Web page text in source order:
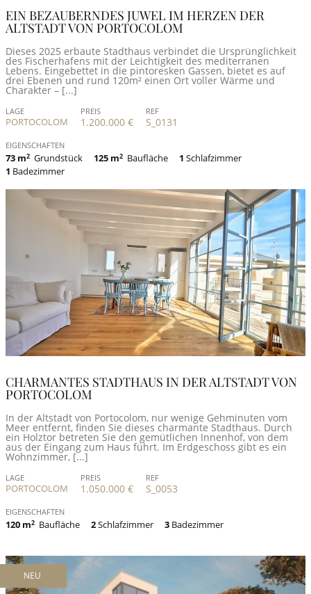
EIN BEZAUBERNDES JUWEL IM HERZEN DER
ALTSTADT VON PORTOCOLOM
Dieses 2025 erbaute Stadthaus verbindet die Ursprünglichkeit
des Fischerhafens mit der Leichtigkeit des mediterranen
Lebens. Eingebettet in die pintoresken Gassen, bietet es auf
drei Ebenen und rund 120m² einen Ort voller Wärme und
Charakter – [...]
LAGE
PORTOCOLOM
PREIS
1.200.000 €
REF
S_0131
EIGENSCHAFTEN
73 m2 Grundstück 125 m2 Baufläche 1 Schlafzimmer
1 Badezimmer
CHARMANTES STADTHAUS IN DER ALTSTADT VON
PORTOCOLOM
In der Altstadt von Portocolom, nur wenige Gehminuten vom
Meer entfernt, finden Sie dieses charmante Stadthaus. Durch
ein Holztor betreten Sie den gemütlichen Innenhof, von dem
aus der Eingang zum Haus führt. Im Erdgeschoss gibt es ein
Wohnzimmer, [...]
LAGE
PORTOCOLOM
PREIS
1.050.000 €
REF
S_0053
EIGENSCHAFTEN
120 m2 Baufläche 2Schlafzimmer 3 Badezimmer
NEU